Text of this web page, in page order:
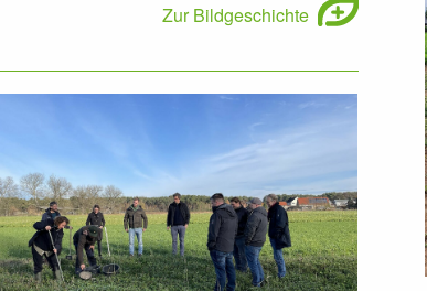
Zur Bildgeschichte